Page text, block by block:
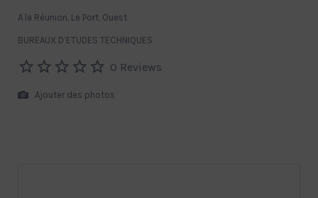
A la Réunion, Le Port, Ouest
BUREAUX D’ETUDES TECHNIQUES
0 Reviews
Ajouter des photos